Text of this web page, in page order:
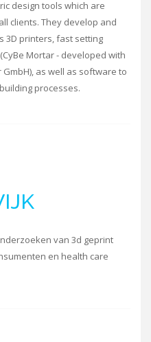
design tools which are
clients. They develop and
3D printers, fast setting
Mortar - developed with
as well as software to
processes.
van 3d geprint
en health care